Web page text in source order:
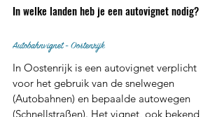
In welke landen heb je een autovignet nodig?
Autobahnvignet - Oostenrijk
In Oostenrijk is een autovignet verplicht
voor het gebruik van de snelwegen
(Autobahnen) en bepaalde autowegen
(Schnellstraßen). Het vignet, ook bekend